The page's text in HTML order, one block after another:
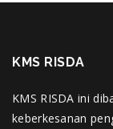
KMS RISDA
KMS RISDA ini
keberkesanan